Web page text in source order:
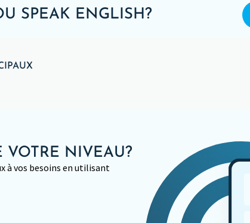
SPEAK ENGLISH?
VOTRE NIVEAU?
à vos besoins en utilisant